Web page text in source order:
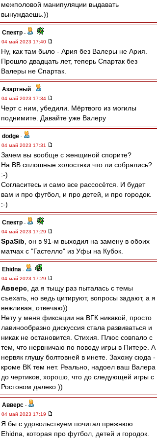
межполовой манипуляции выдавать
вынуждаешь.))
Спектр -
04 май 2023 17:40
Ну, как там было - Ария без Валеры не Ария.
Прошло двадцать лет, теперь Спартак без
Валеры не Спартак.
Азартный -
04 май 2023 17:34
Черт с ним, убедили. Мёртвого из могилы
поднимите. Давайте уже Валеру
dodge -
04 май 2023 17:31
Зачем вы вообще с женщиной спорите?
На ВВ сплошные холостяки что ли собрались?
:-)
Согласитесь и само все рассосётся. И будет
вам и про футбол, и про детей, и про городок.
:-)
Спектр -
04 май 2023 17:29
SpaSib , он в 91-м выходил на замену в обоих
матчах с "Гастелло" из Уфы на Кубок.
Ehidna -
04 май 2023 17:29
Авверс , да я тыщу раз пыталась с темы
съехать, но ведь цитируют, вопросы задают, а я
вежливая, отвечаю))
Нету у меня фиксации на ВГК никакой, просто
лавинообразно дискуссия стала развиваться и
никак не остановится. Стихия. Плюс совпало с
тем, что нервничаю по поводу игры в Питере. А
нервяк глушу болтовней в инете. Захожу сюда -
кроме ВК тем нет. Реально, надоел ваш Валера
до чертиков, хорошо, что до следующей игры с
Ростовом далеко ))
Авверс -
04 май 2023 17:19
Я бы с удовольствуем почитал прежнюю
Ehidna, которая про футбол, детей и городок.